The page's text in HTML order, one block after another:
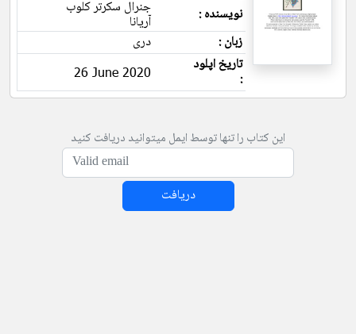
نویسنده :
جنرال سکرتر کلوب
آریانا
زبان :
دری
تاریخ اپلود
:
26 June 2020
این کتاب را تنها توسط ایمل میتوانید دریافت کنید
دریافت